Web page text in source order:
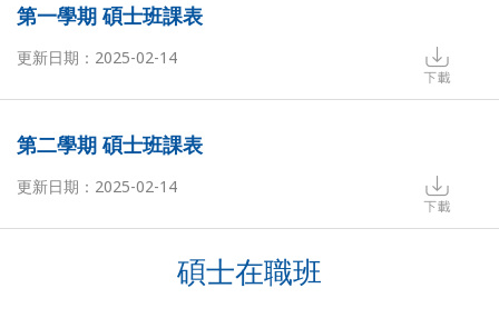
第一學期 碩士班課表
更新日期：2025-02-14
第二學期 碩士班課表
更新日期：2025-02-14
碩士在職班